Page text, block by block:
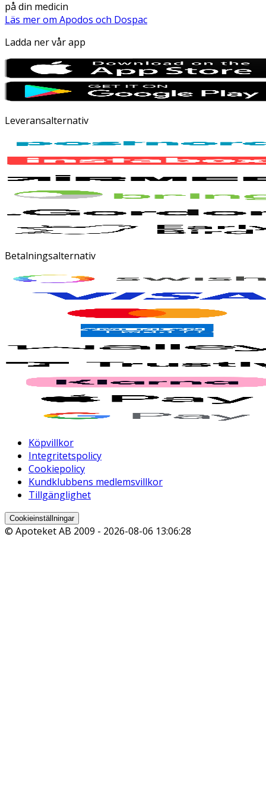
på din medicin
Läs mer om Apodos och Dospac
Ladda ner vår app
Leveransalternativ
Betalningsalternativ
Köpvillkor
Integritetspolicy
Cookiepolicy
Kundklubbens medlemsvillkor
Tillgänglighet
Cookieinställningar
© Apoteket AB 2009 - 2026-08-06 13:06:28